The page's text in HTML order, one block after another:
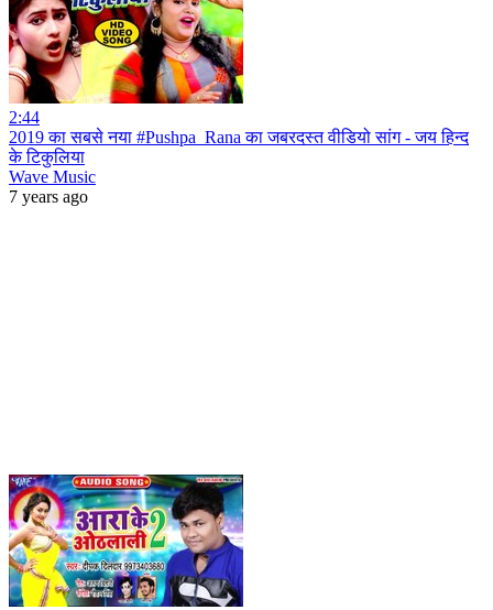
2:44
2019 का सबसे नया #Pushpa_Rana का जबरदस्त वीडियो सांग - जय हिन्द
के टिकुलिया
Wave Music
7 years ago